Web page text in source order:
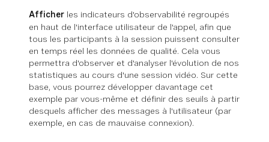
Afficher les indicateurs d'observabilité regroupés
en haut de l'interface utilisateur de l'appel, afin que
tous les participants à la session puissent consulter
en temps réel les données de qualité. Cela vous
permettra d'observer et d'analyser l'évolution de nos
statistiques au cours d'une session vidéo. Sur cette
base, vous pourrez développer davantage cet
exemple par vous-même et définir des seuils à partir
desquels afficher des messages à l'utilisateur (par
exemple, en cas de mauvaise connexion).